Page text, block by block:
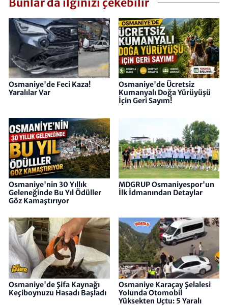
Osmaniye'de Feci Kaza!
Yaralılar Var
Osmaniye'de Ücretsiz
Kumanyalı Doğa Yürüyüşü
İçin Geri Sayım!
Osmaniye'nin 30 Yıllık
Geleneğinde Bu Yıl Ödüller
Göz Kamaştırıyor
MDGRUP Osmaniyespor'un
İlk İdmanından Detaylar
Osmaniye'de Şifa Kaynağı
Keçiboynuzu Hasadı Başladı
Osmaniye Karaçay Şelalesi
Yolunda Otomobil
Yüksekten Uçtu: 5 Yaralı